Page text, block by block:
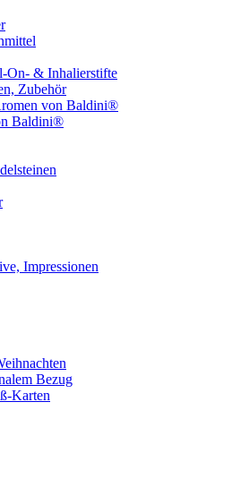
On- & Inhalierstifte
Zubehör
von Baldini®
Baldini®
Impressionen
Bezug
Karten